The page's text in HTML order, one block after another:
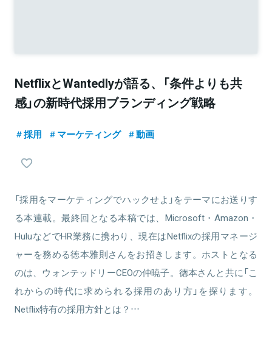
NetflixとWantedlyが語る、「条件よりも共
感」の新時代採用ブランディング戦略
採用 マーケティング 動画
「採用をマーケティングでハックせよ」をテーマにお送りす
る本連載。最終回となる本稿では、Microsoft・Amazon・
HuluなどでHR業務に携わり、現在はNetflixの採用マネージ
ャーを務める徳本雅則さんをお招きします。ホストとなる
のは、ウォンテッドリーCEOの仲暁子。徳本さんと共に「こ
れからの時代に求められる採用のあり方」を探ります。
Netflix特有の採用方針とは？…